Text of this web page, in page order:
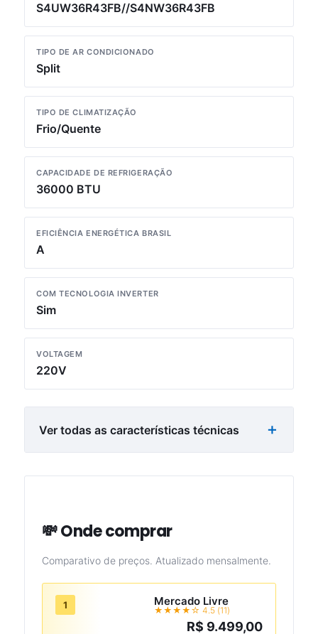
S4UW36R43FB//S4NW36R43FB
TIPO DE AR CONDICIONADO
Split
TIPO DE CLIMATIZAÇÃO
Frio/Quente
CAPACIDADE DE REFRIGERAÇÃO
36000 BTU
EFICIÊNCIA ENERGÉTICA BRASIL
A
COM TECNOLOGIA INVERTER
Sim
VOLTAGEM
220V
Ver todas as características técnicas
💸 Onde comprar
Comparativo de preços. Atualizado mensalmente.
1 Mercado Livre
★★★★☆ 4.5 (11)
R$ 9.499,00